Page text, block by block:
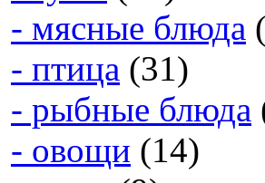
- мясные блюда
- птица (31)
- рыбные блюда
- овощи (14)